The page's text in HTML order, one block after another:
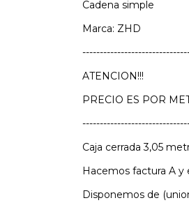
Cadena simple
Marca: ZHD
ATENCION!!!
PRECIO ES POR
Caja cerrada 3,05
Hacemos factura A y
Disponemos de